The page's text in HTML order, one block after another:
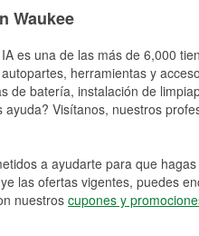
Waukee
es una de las más de 6,000
herramientas y
de batería, instalación de
Visítanos, nuestros
a ayudarte para que
las ofertas vigentes, puedes
nuestros cupones y